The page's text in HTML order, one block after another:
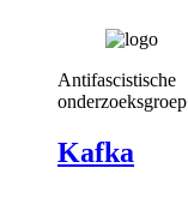
Antifascistische
onderzoeksgroep
Kafka